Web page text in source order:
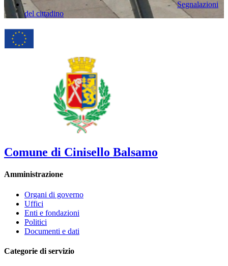
Segnalazioni
del cittadino
Comune di Cinisello Balsamo
Amministrazione
Organi di governo
Uffici
Enti e fondazioni
Politici
Documenti e dati
Categorie di servizio